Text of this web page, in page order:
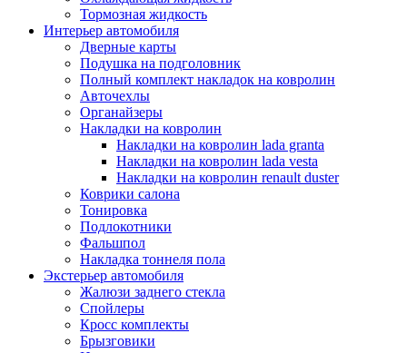
Тормозная жидкость
Интерьер автомобиля
Дверные карты
Подушка на подголовник
Полный комплект накладок на ковролин
Авточехлы
Органайзеры
Накладки на ковролин
Накладки на ковролин lada granta
Накладки на ковролин lada vesta
Накладки на ковролин renault duster
Коврики салона
Тонировка
Подлокотники
Фальшпол
Накладка тоннеля пола
Экстерьер автомобиля
Жалюзи заднего стекла
Спойлеры
Кросс комплекты
Брызговики